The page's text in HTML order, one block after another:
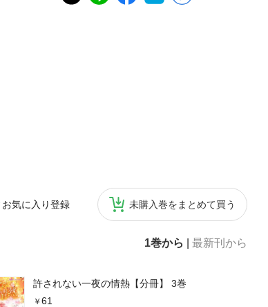
お気に入り登録 未購入巻をまとめて買う
1巻から 最新刊から
許されない一夜の情熱【分冊】 3巻
61